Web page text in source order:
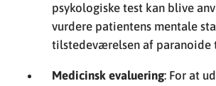
psykologiske test kan blive
vurdere patientens mentale
tilstedeværelsen af paranoide
Medicinsk evaluering: For at